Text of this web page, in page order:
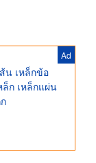
Ad
น เหล็กข้อ
ล็ก เหล็กแผ่น